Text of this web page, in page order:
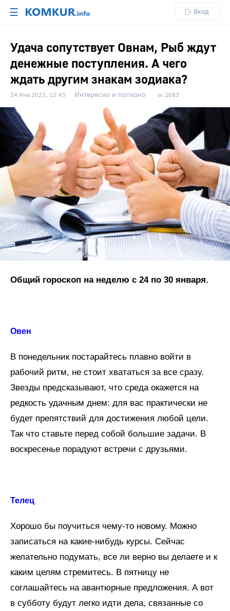
☰ Вход
Удача сопутствует Овнам, Рыб ждут
денежные поступления. А чего
ждать другим знакам зодиака?
24 Янв 2022, 12:43 Интересно и полезно 2683
Общий гороскоп на неделю с 24 по 30 января.
Овен
В понедельник постарайтесь плавно войти в
рабочий ритм, не стоит хвататься за все сразу.
Звезды предсказывают, что среда окажется на
редкость удачным днем: для вас практически не
будет препятствий для достижения любой цели.
Так что ставьте перед собой большие задачи. В
воскресенье порадуют встречи с друзьями.
Телец
Хорошо бы поучиться чему-то новому. Можно
записаться на какие-нибудь курсы. Сейчас
желательно подумать, все ли верно вы делаете и к
каким целям стремитесь. В пятницу не
соглашайтесь на авантюрные предложения. А вот
в субботу будут легко идти дела, связанные со